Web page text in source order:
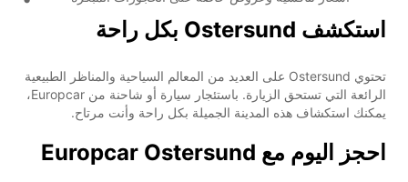
استكشف Ostersund بكل راحة
تحتوي Ostersund على العديد من المعالم السياحية والمناظر الطبيعية
الرائعة التي تستحق الزيارة. باستئجار سيارة أو شاحنة من Europcar،
يمكنك استكشاف هذه المدينة الجميلة بكل راحة وأنت مرتاح.
احجز اليوم مع Europcar Ostersund